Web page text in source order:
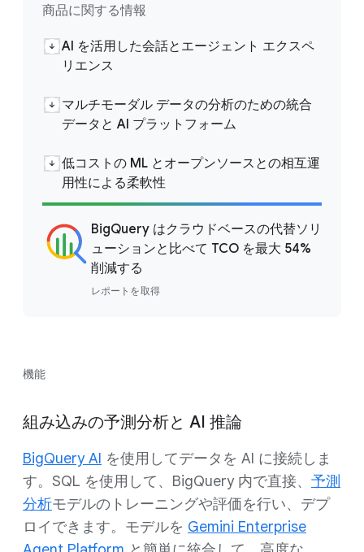
商品に関する情報
AI を活用した会話とエージェント エクスペ
リエンス
マルチモーダル データの分析のための統合
データと AI プラットフォーム
低コストの ML とオープンソースとの相互運
用性による柔軟性
BigQuery はクラウドベースの代替ソリ
ューションと比べて TCO を最大 54%
削減する
レポートを取得
機能
組み込みの予測分析と AI 推論
BigQuery AI を使用してデータを AI に接続しま
す。SQL を使用して、BigQuery 内で直接、 予測
分析モデルのトレーニングや評価を行い、デプ
ロイできます。モデルを Gemini Enterprise